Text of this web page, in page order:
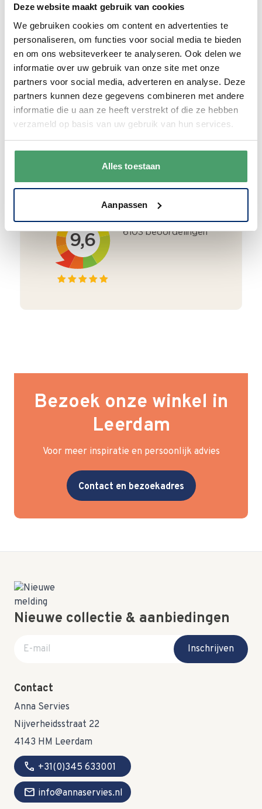
Deze website maakt gebruik van cookies
We gebruiken cookies om content en advertenties te
personaliseren, om functies voor social media te bieden
en om ons websiteverkeer te analyseren. Ook delen we
informatie over uw gebruik van onze site met onze
partners voor social media, adverteren en analyse. Deze
partners kunnen deze gegevens combineren met andere
informatie die u aan ze heeft verstrekt of die ze hebben
verzameld op basis van uw gebruik van hun services.
Alles toestaan
Aanpassen
Duurzaam
We verpakken onze producten zorgvuldig
en duurzaam met hergebruikt karton en
papier.Vanaf € 55,-wordt jouw bestelling
ook nog eens helemaalgratis verzonden.
Goede waardering
klanten. 9+ gemiddeld.
Bezoek onze winkel in
Leerdam
Voor meer inspiratie en persoonlijk advies
Contact en bezoekadres
Nieuwe collectie & aanbiedingen
E-mail adres
Inschrijven
Contact
Anna Servies
Nijverheidsstraat 22
4143 HM Leerdam
call +31(0)345 633001
mail info@annaservies.nl